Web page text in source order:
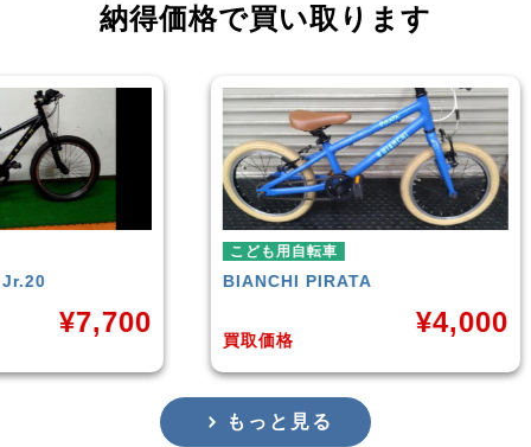
納得価格で買い取ります
こども用自転車
PIRATA
もっと見る